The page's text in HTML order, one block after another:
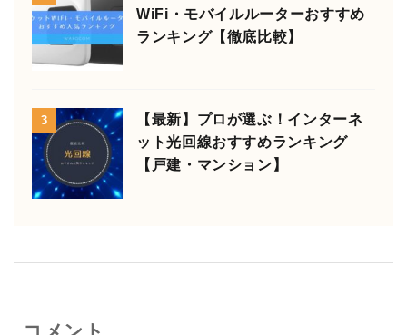
WiFi・モバイルルーターおすすめ
ランキング【徹底比較】
3
【最新】プロが選ぶ！インターネ
ット光回線おすすめランキング
【戸建・マンション】
コメント